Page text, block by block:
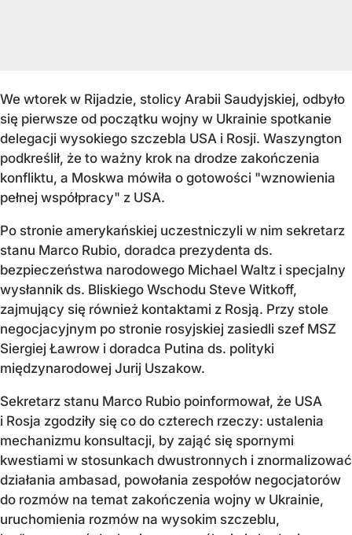
We wtorek w Rijadzie, stolicy Arabii Saudyjskiej, odbyło
się pierwsze od początku wojny w Ukrainie spotkanie
delegacji wysokiego szczebla USA i Rosji. Waszyngton
podkreślił, że to ważny krok na drodze zakończenia
konfliktu, a Moskwa mówiła o gotowości "wznowienia
pełnej współpracy" z USA.
Po stronie amerykańskiej uczestniczyli w nim sekretarz
stanu Marco Rubio, doradca prezydenta ds.
bezpieczeństwa narodowego Michael Waltz i specjalny
wysłannik ds. Bliskiego Wschodu Steve Witkoff,
zajmujący się również kontaktami z Rosją. Przy stole
negocjacyjnym po stronie rosyjskiej zasiedli szef MSZ
Siergiej Ławrow i doradca Putina ds. polityki
międzynarodowej Jurij Uszakow.
Sekretarz stanu Marco Rubio poinformował, że USA
i Rosja zgodziły się co do czterech rzeczy: ustalenia
mechanizmu konsultacji, by zająć się spornymi
kwestiami w stosunkach dwustronnych i znormalizować
działania ambasad, powołania zespołów negocjatorów
do rozmów na temat zakończenia wojny w Ukrainie,
uruchomienia rozmów na wysokim szczeblu,